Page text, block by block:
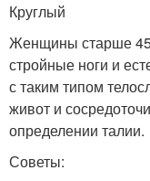
Круглый
Женщины старше 45
стройные ноги и
с таким типом
живот и
определении талии.
Советы: